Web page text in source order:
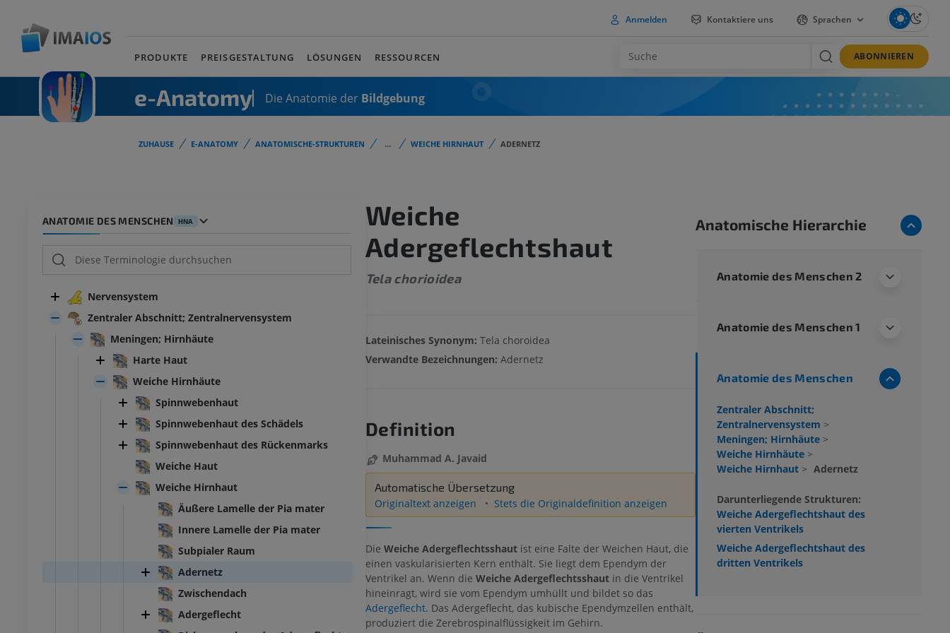
Anmelden Kontaktiere uns Sprachen
PRODUKTE PREISGESTALTUNG LÖSUNGEN RESSOURCEN ABONNIEREN
e-Anatomy Die Anatomie der Bildgebung
ZUHAUSE E-ANATOMY ANATOMISCHE-STRUKTUREN ... WEICHE HIRNHAUT ADERNETZ
ANATOMIE DES MENSCHEN HNA
Nervensystem
Zentraler Abschnitt; Zentralnervensystem
Meningen; Hirnhäute
Harte Haut
Weiche Hirnhäute
Spinnwebenhaut
Spinnwebenhaut des Schädels
Spinnwebenhaut des Rückenmarks
Weiche Haut
Weiche Hirnhaut
Äußere Lamelle der Pia mater
Innere Lamelle der Pia mater
Subpialer Raum
Adernetz
Zwischendach
Adergeflecht
Weiche
Adergeflechtshaut
Tela chorioidea
Lateinisches Synonym: Tela choroidea
Verwandte Bezeichnungen: Adernetz
Definition
Muhammad A. Javaid
Automatische Übersetzung
Originaltext anzeigen
Stets die Originaldefinition anzeigen
Die Weiche Adergeflechtsshautist eine Falte der Weichen Haut, die
einen vaskularisierten Kern enthält. Sie liegt dem Ependym der
Ventrikel an. Wenn die Weiche Adergeflechtsshautin die Ventrikel
hineinragt, wird sie vom Ependym umhüllt und bildet so das
Adergeflecht. Das Adergeflecht, das kubische Ependymzellen enthält,
produziert die Zerebrospinalflüssigkeit im Gehirn.
Anatomische Hierarchie
Anatomie des Menschen 2
Anatomie des Menschen 1
Anatomie des Menschen
Zentraler Abschnitt;
Zentralnervensystem >
Meningen; Hirnhäute >
Weiche Hirnhäute >
Weiche Hirnhaut > Adernetz
Darunterliegende Strukturen:
Weiche Adergeflechtshaut des
vierten Ventrikels
Weiche Adergeflechtshaut des
dritten Ventrikels